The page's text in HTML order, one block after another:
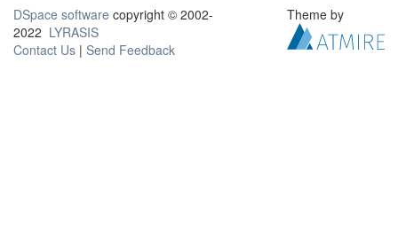
DSpace software copyright © 2002-
2022 LYRASIS
Contact Us | Send Feedback
Theme by